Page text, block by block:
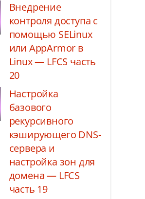
Внедрение
контроля доступа с
помощью SELinux
или AppArmor в
Linux — LFCS часть
20
Настройка
базового
рекурсивного
кэширующего DNS-
сервера и
настройка зон для
домена — LFCS
часть 19